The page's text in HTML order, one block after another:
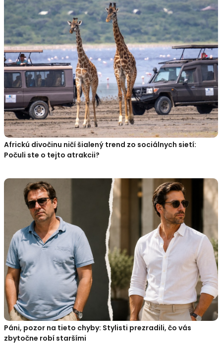
Africkú divočinu ničí šialený trend zo sociálnych sietí:
Počuli ste o tejto atrakcii?
Páni, pozor na tieto chyby: Stylisti prezradili, čo vás
zbytočne robí staršími